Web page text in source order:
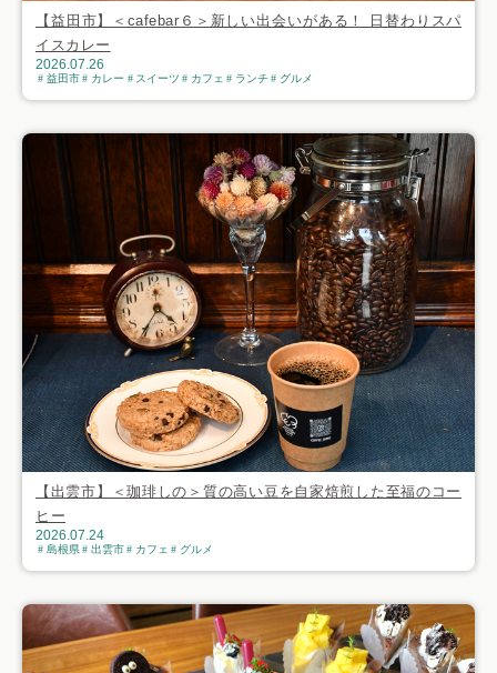
【益田市】＜cafebar６＞新しい出会いがある！ 日替わりスパ
イスカレー
2026.07.26
益田市 カレー スイーツ カフェ ランチ グルメ
【出雲市】＜珈琲しの＞質の高い豆を自家焙煎した至福のコー
ヒー
2026.07.24
島根県 出雲市 カフェ グルメ